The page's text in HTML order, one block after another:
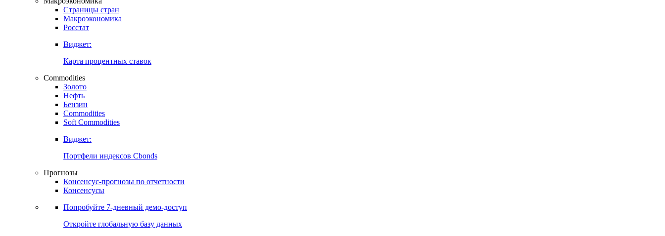
Страницы стран
Макроэкономика
Росстат
Виджет:
Карта процентных ставок
Commodities
Золото
Нефть
Бензин
Commodities
Soft Commodities
Виджет:
Портфели индексов Cbonds
Прогнозы
Консенсус-прогнозы по отчетности
Консенсусы
Попробуйте 7-дневный демо-доступ
Откройте глобальную базу данных